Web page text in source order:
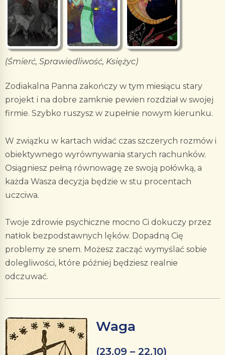
(Śmierć, Sprawiedliwość, Księżyc)
Zodiakalna Panna zakończy w tym miesiącu stary
projekt i na dobre zamknie pewien rozdział w swojej
firmie. Szybko ruszysz w zupełnie nowym kierunku.
W związku w kartach widać czas szczerych rozmów i
obiektywnego wyrównywania starych rachunków.
Osiągniesz pełną równowagę ze swoją połówką, a
każda Wasza decyzja będzie w stu procentach
uczciwa.
Twoje zdrowie psychiczne mocno Ci dokuczy przez
natłok bezpodstawnych lęków. Dopadną Cię
problemy ze snem. Możesz zacząć wymyślać sobie
dolegliwości, które później będziesz realnie
odczuwać.
Waga
(23.09 – 22.10)